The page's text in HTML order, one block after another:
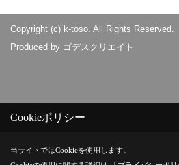
Copyright (c) k-toso. All Rights Reserved.
Produced by ゴデスクリエイト
Cookieポリシー
当サイトではCookieを使用します。